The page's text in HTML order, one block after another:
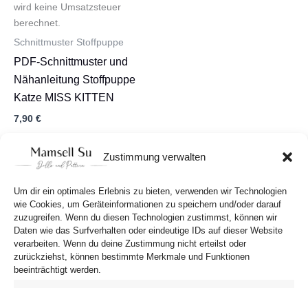
Zustimmung verwalten
Um dir ein optimales Erlebnis zu bieten, verwenden wir Technologien
wie Cookies, um Geräteinformationen zu speichern und/oder darauf
zuzugreifen. Wenn du diesen Technologien zustimmst, können wir
Daten wie das Surfverhalten oder eindeutige IDs auf dieser Website
verarbeiten. Wenn du deine Zustimmung nicht erteilst oder
zurückziehst, können bestimmte Merkmale und Funktionen
beeinträchtigt werden.
wird keine Umsatzsteuer
berechnet.
Schnittmuster Stoffpuppe
PDF-Schnittmuster und
Nähanleitung Stoffpuppe
Katze MISS KITTEN
7,90 €
In den Warenkorb